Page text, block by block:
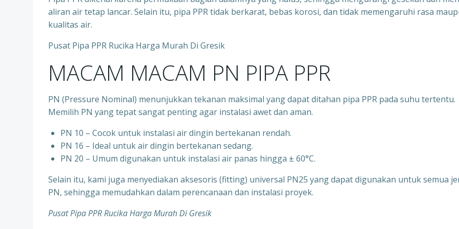
aliran air tetap lancar. Selain itu, pipa PPR tidak berkarat, bebas korosi, dan tidak memengaruhi rasa
kualitas air.
Pusat Pipa PPR Rucika Harga Murah Di Gresik
MACAM MACAM PN PIPA PPR
PN (Pressure Nominal) menunjukkan tekanan maksimal yang dapat ditahan pipa PPR pada suhu tertentu.
Memilih PN yang tepat sangat penting agar instalasi awet dan aman.
PN 10 – Cocok untuk instalasi air dingin bertekanan rendah.
⁠PN 16 – Ideal untuk air dingin bertekanan sedang.
⁠PN 20 – Umum digunakan untuk instalasi air panas hingga ± 60°C.
Selain itu, kami juga menyediakan aksesoris (fitting) universal PN25 yang dapat digunakan untuk semua
PN, sehingga memudahkan dalam perencanaan dan instalasi proyek.
Pusat Pipa PPR Rucika Harga Murah Di Gresik